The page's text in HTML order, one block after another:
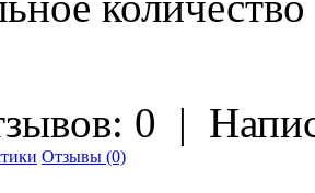
0 |
Отзывы (0)